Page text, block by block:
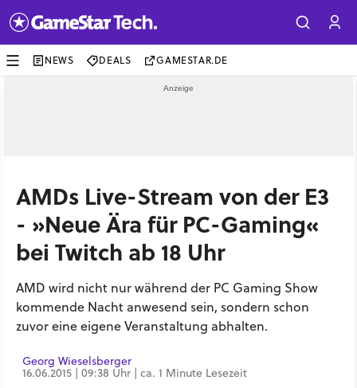
NEWS DEALS GAMESTAR.DE
AMDs Live-Stream von der E3
- »Neue Ära für PC-Gaming«
bei Twitch ab 18 Uhr
AMD wird nicht nur während der PC Gaming Show
kommende Nacht anwesend sein, sondern schon
zuvor eine eigene Veranstaltung abhalten.
Georg Wieselsberger
16.06.2015 | 09:38 Uhr | ca. 1 Minute Lesezeit